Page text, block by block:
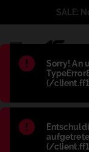
Błąd:
Sorry! An
(/
Błąd:
(/
SALE: